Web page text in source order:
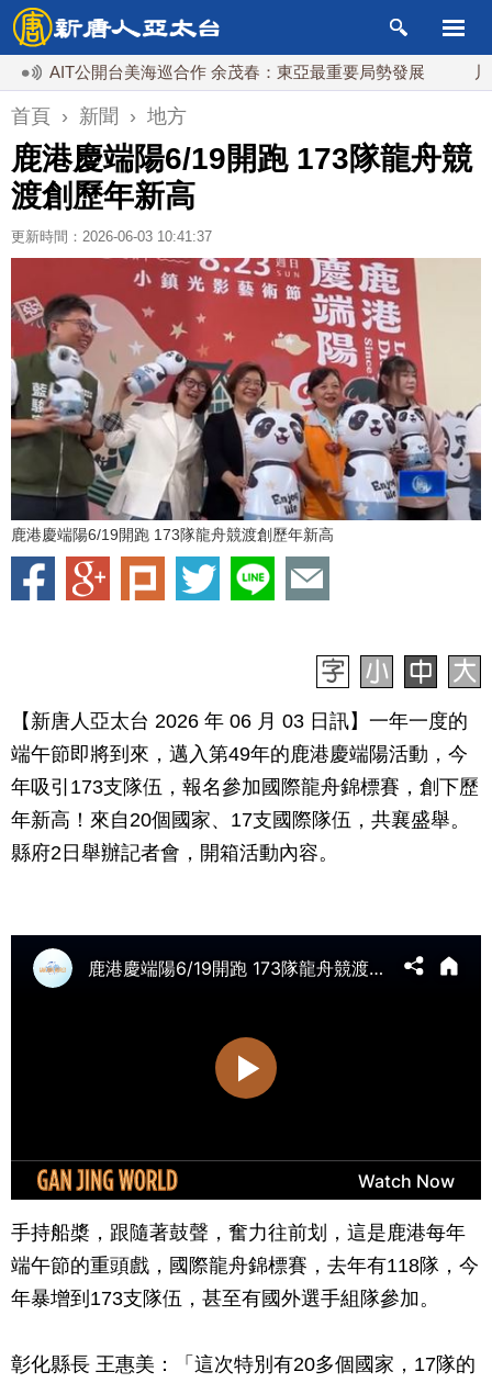
AIT公開台美海巡合作 余茂春：東亞最重要局勢發展 川普傳
首頁 › 新聞 › 地方
鹿港慶端陽6/19開跑 173隊龍舟競
渡創歷年新高
更新時間：2026-06-03 10:41:37
鹿港慶端陽6/19開跑 173隊龍舟競渡創歷年新高
【新唐人亞太台 2026 年 06 月 03 日訊】一年一度的
端午節即將到來，邁入第49年的鹿港慶端陽活動，今
年吸引173支隊伍，報名參加國際龍舟錦標賽，創下歷
年新高！來自20個國家、17支國際隊伍，共襄盛舉。
縣府2日舉辦記者會，開箱活動內容。
手持船槳，跟隨著鼓聲，奮力往前划，這是鹿港每年
端午節的重頭戲，國際龍舟錦標賽，去年有118隊，今
年暴增到173支隊伍，甚至有國外選手組隊參加。
彰化縣長 王惠美：「這次特別有20多個國家，17隊的